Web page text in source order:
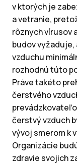
v ktorých je
a vetranie,
rôznych vírusov
budov vyžaduje,
vzduchu
rozhodnú túto
Práve takéto
čerstvého
čerstvý vzduch
vývoj smerom k
Organizácie
zdravie svojich